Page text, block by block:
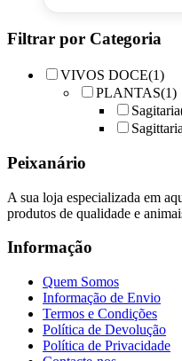
Filtrar por Categoria
VIVOS DOCE(1)
PLANTAS(1)
Sagitaria
Sagittaria
Peixanário
A sua loja especializada em
produtos de qualidade e
Informação
Quem Somos
Informação de Envio
Termos e Condições
Política de Devolução
Política de Privacidade